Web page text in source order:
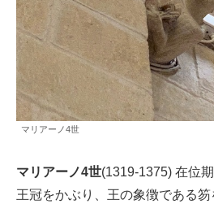
マリアーノ4世
マリアーノ4世(1319-1375) 在位
王冠をかぶり、王の象徴である